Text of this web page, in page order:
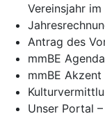
Vereinsjahr
Antrag des
mmBE Agenda
mmBE Akzent
Unser Portal